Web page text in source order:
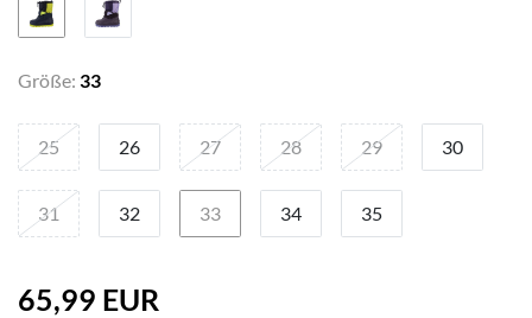
Größe: 33
25 26 27 28 29 30
31 32 33 34 35
65,99 EUR